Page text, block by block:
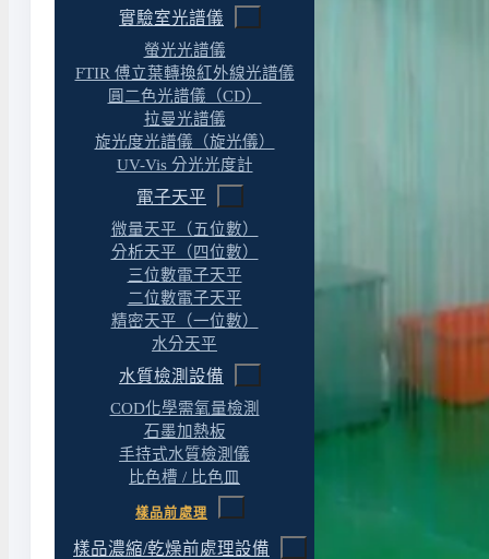
實驗室光譜儀
螢光光譜儀
FTIR 傅立葉轉換紅外線光譜儀
圓二色光譜儀（CD）
拉曼光譜儀
旋光度光譜儀（旋光儀）
UV-Vis 分光光度計
電子天平
微量天平（五位數）
分析天平（四位數）
三位數電子天平
二位數電子天平
精密天平（一位數）
水分天平
水質檢測設備
COD化學需氧量檢測
石墨加熱板
手持式水質檢測儀
比色槽 / 比色皿
樣品前處理
樣品濃縮/乾燥前處理設備